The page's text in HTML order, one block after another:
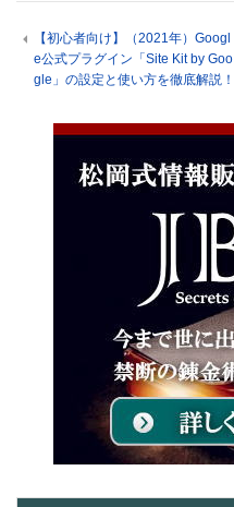
【初心者向け】（2021年）Googl
e公式プラグイン「Site Kit by Goo
gle」の設定と使い方を徹底解説！